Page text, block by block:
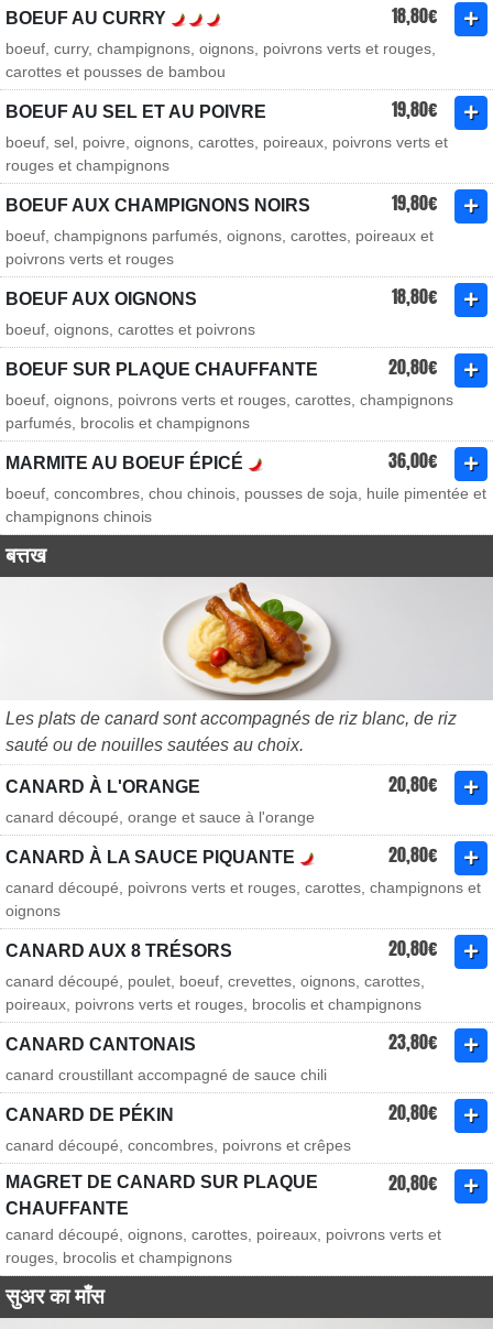
BOEUF AU CURRY 18,80€
boeuf, curry, champignons, oignons, poivrons verts et rouges,
carottes et pousses de bambou
BOEUF AU SEL ET AU POIVRE 19,80€
boeuf, sel, poivre, oignons, carottes, poireaux, poivrons verts et
rouges et champignons
BOEUF AUX CHAMPIGNONS NOIRS 19,80€
boeuf, champignons parfumés, oignons, carottes, poireaux et
poivrons verts et rouges
BOEUF AUX OIGNONS 18,80€
boeuf, oignons, carottes et poivrons
BOEUF SUR PLAQUE CHAUFFANTE 20,80€
boeuf, oignons, poivrons verts et rouges, carottes, champignons
parfumés, brocolis et champignons
MARMITE AU BOEUF ÉPICÉ 36,00€
boeuf, concombres, chou chinois, pousses de soja, huile pimentée et
champignons chinois
बत्तख
Les plats de canard sont accompagnés de riz blanc, de riz
sauté ou de nouilles sautées au choix.
CANARD À L'ORANGE 20,80€
canard découpé, orange et sauce à l'orange
CANARD À LA SAUCE PIQUANTE 20,80€
canard découpé, poivrons verts et rouges, carottes, champignons et
oignons
CANARD AUX 8 TRÉSORS 20,80€
canard découpé, poulet, boeuf, crevettes, oignons, carottes,
poireaux, poivrons verts et rouges, brocolis et champignons
CANARD CANTONAIS 23,80€
canard croustillant accompagné de sauce chili
CANARD DE PÉKIN 20,80€
canard découpé, concombres, poivrons et crêpes
MAGRET DE CANARD SUR PLAQUE
CHAUFFANTE
20,80€
canard découpé, oignons, carottes, poireaux, poivrons verts et
rouges, brocolis et champignons
सुअर का माँस